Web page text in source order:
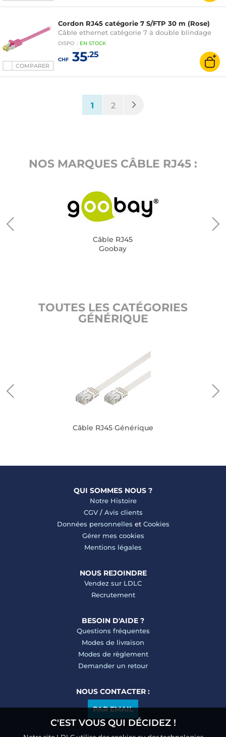
COMPARER
Cordon RJ45 catégorie 7 S/FTP 30 m (Rose)
Câble ethernet catégorie 7 à double blindage
DISPO : EN STOCK
CHF35.25
1 (current)
2
NOS MARQUES CÂBLE RJ45 :
Câble RJ45
Goobay
TOUTES LES CATÉGORIES
GÉNÉRIQUE
Câble RJ45 Générique
QUI SOMMES NOUS ?
Notre Histoire
CGV/ Avis clients
Données personnelles et Cookies
Gérer mes cookies
Mentions légales
NOUS REJOINDRE
Vendez sur LDLC
Recrutement
BESOIN D'AIDE ?
Questions fréquentes
Modes de livraison
Modes de règlement
Demander un retour
NOUS CONTACTER :
PAR EMAIL
C'EST VOUS QUI DÉCIDEZ !